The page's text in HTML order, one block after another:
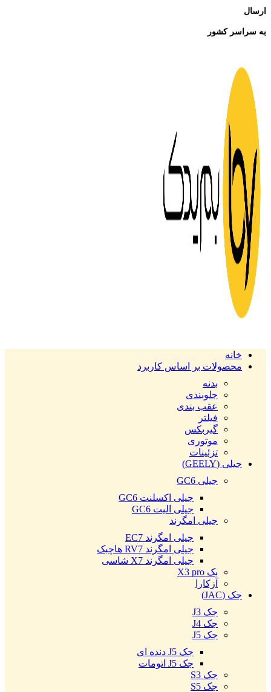
ارسال
به سراسر کشور
خانه
محصولات بر اساس کاربرد
بدنه
جلوبندی
عقب بندی
فیلتر
گیربکس
موتوری
تزئینات
جیلی (GEELY)
جیلی GC6
جیلی اکسلنت GC6
جیلی الیت GC6
جیلی امگرند
جیلی امگرند EC7
جیلی امگرند RV7 هاچبک
جیلی امگرند X7 شاسی
بک X3 pro
آزکارا
جک (JAC)
جک J3
جک J4
جک J5
جک J5 دنده ای
جک J5 اتومات
جک S3
جک S5